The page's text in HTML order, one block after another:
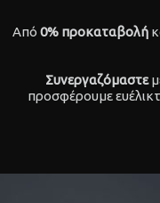
Από 0% προκαταβολή
Συνεργαζόμαστε
προσφέρουμε